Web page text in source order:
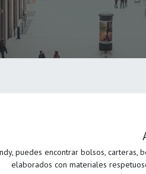
puedes encontrar bolsos, carteras,
elaborados con materiales